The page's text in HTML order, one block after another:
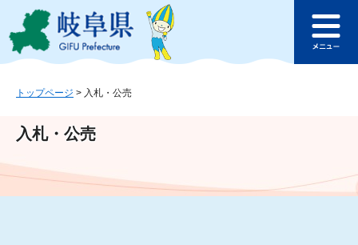
ジ
ュ
文
このページの本文へ
ュ
トップページ > 入札・公売
入札・公売